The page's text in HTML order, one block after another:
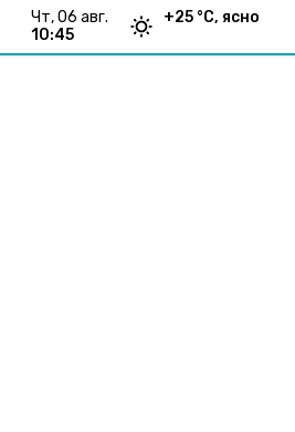
чт, 06 авг.
10:45
+25 °С, ясно